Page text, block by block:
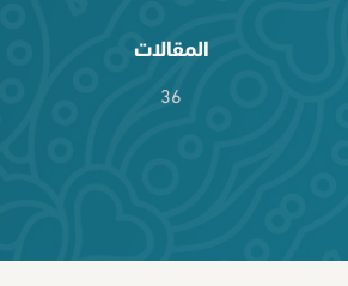
المقالات
36